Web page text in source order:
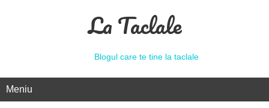
La Taclale
Blogul care te tine la taclale
Meniu